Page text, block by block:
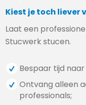
Kiest je toch liever
Laat een
Stucwerk stucen.
Bespaar tijd
Ontvang alleen
professionals;